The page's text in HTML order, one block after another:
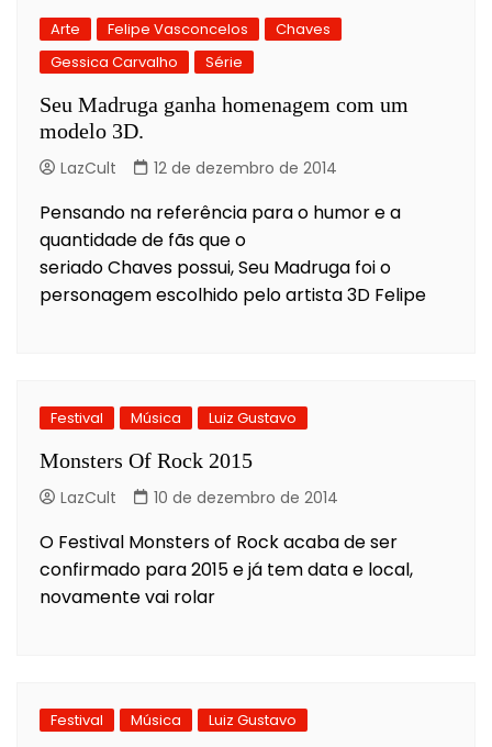
Arte Felipe Vasconcelos
Chaves
Gessica Carvalho
Série
Seu Madruga ganha homenagem com um
modelo 3D.
LazCult 12 de dezembro de 2014
Pensando na referência para o humor e a
quantidade de fãs que o
seriado Chaves possui, Seu Madruga foi o
personagem escolhido pelo artista 3D Felipe
Festival Música Luiz Gustavo
Monsters Of Rock 2015
LazCult 10 de dezembro de 2014
O Festival Monsters of Rock acaba de ser
confirmado para 2015 e já tem data e local,
novamente vai rolar
Festival Música Luiz Gustavo